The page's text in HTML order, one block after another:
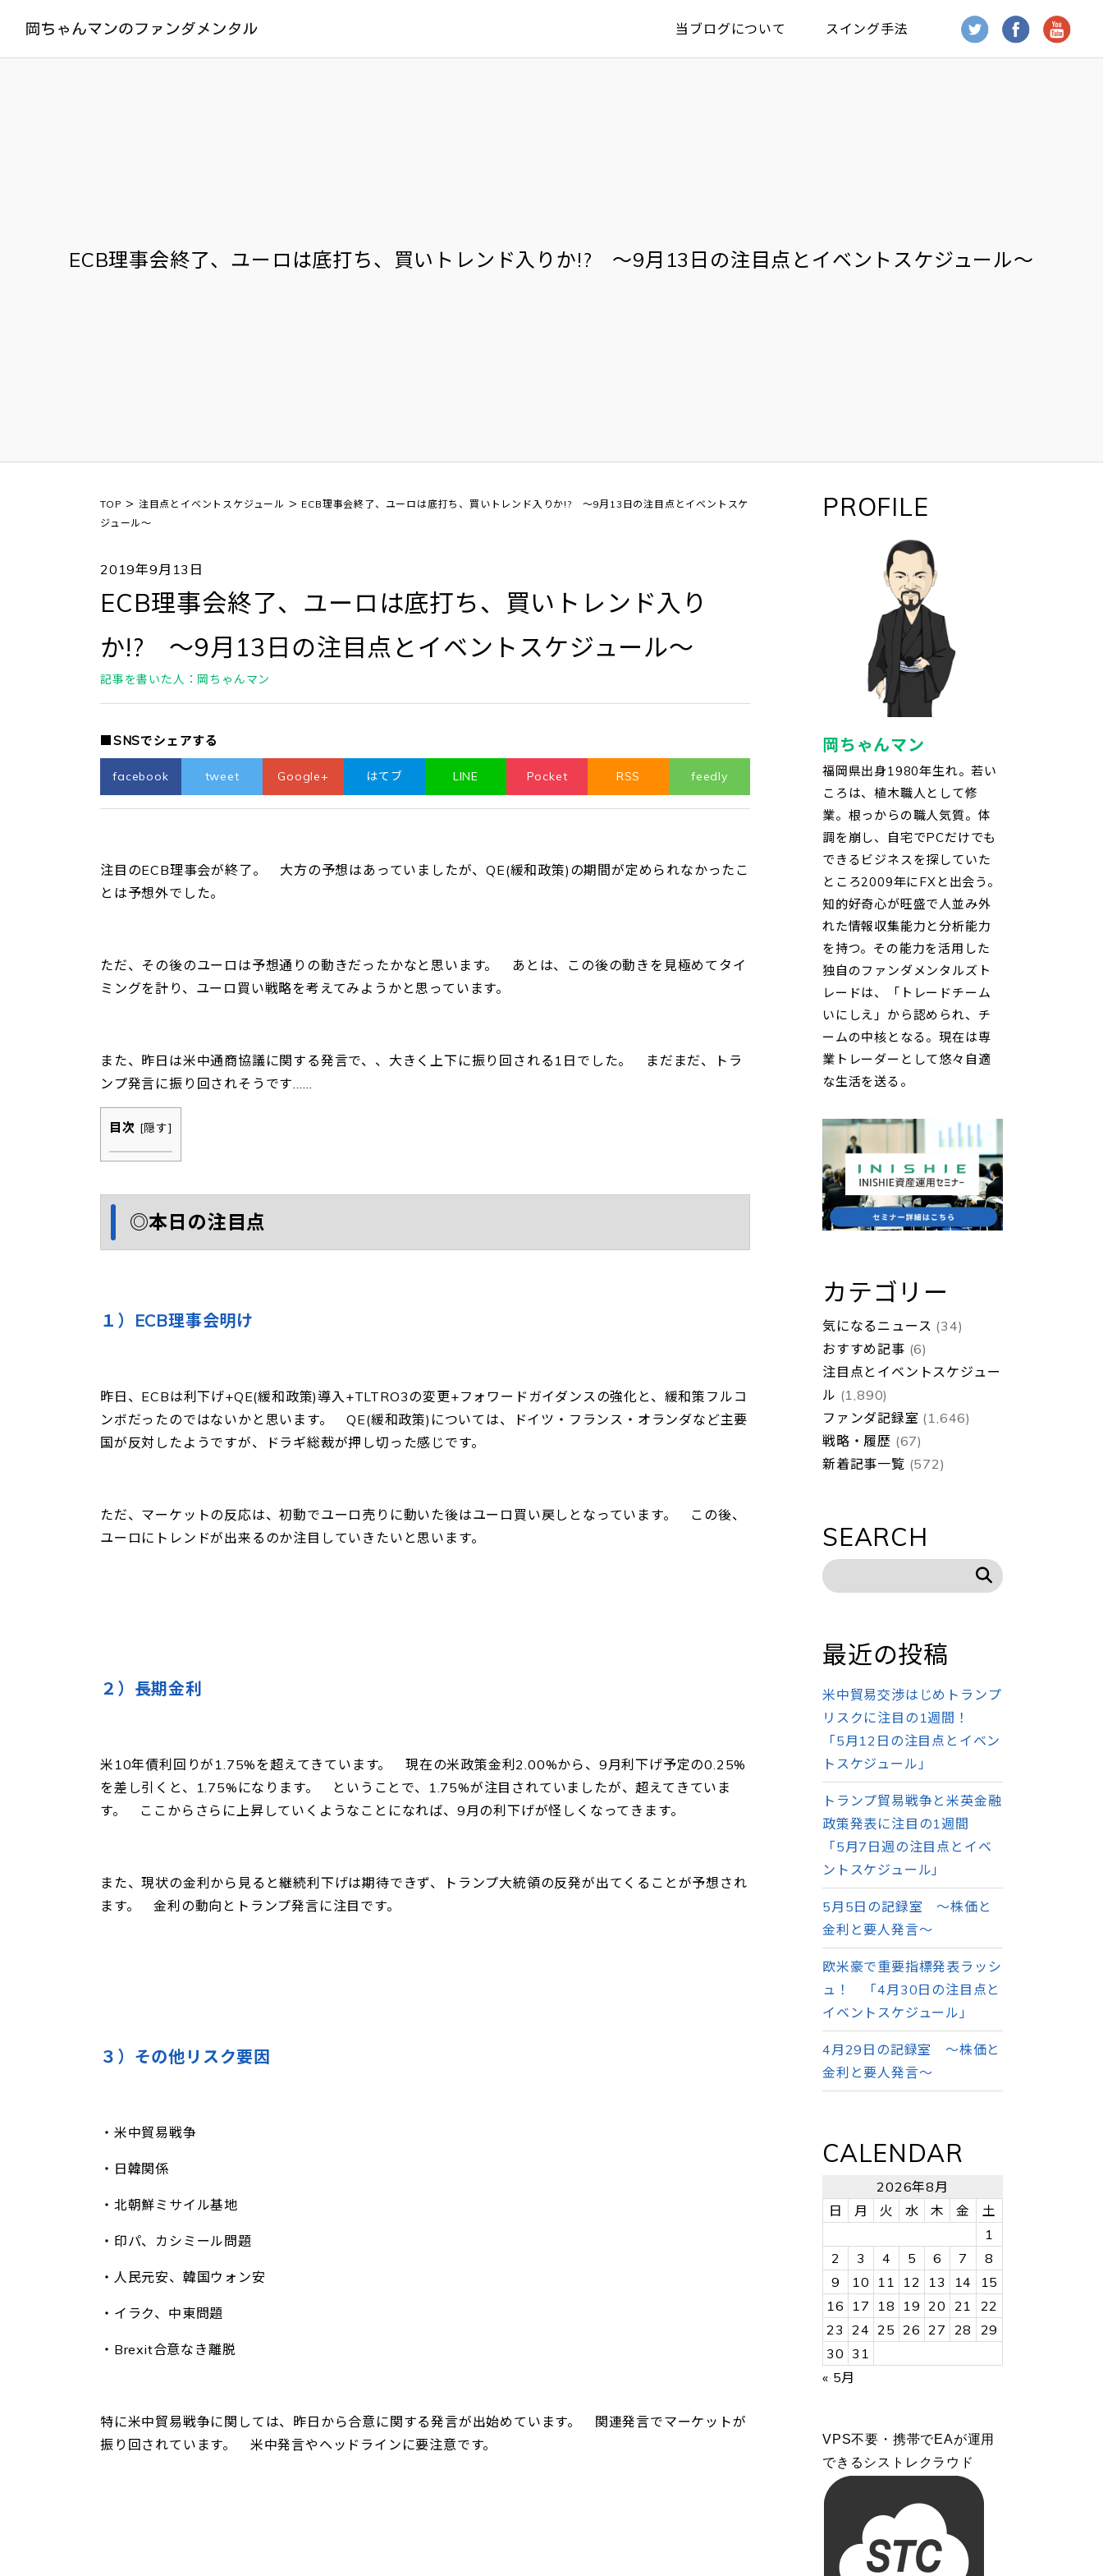
当ブログについて スイング手法
ECB理事会終了、ユーロは底打ち、買いトレンド入りか!? ～9月13日の注目点とイベントスケジュール～
TOP > 注目点とイベントスケジュール > ECB理事会終了、ユーロは底打ち、買いトレンド入りか!? ～9月13日の注目点とイベントスケ
ジュール～
2019年9月13日
ECB理事会終了、ユーロは底打ち、買いトレンド入り
か!? ～9月13日の注目点とイベントスケジュール～
記事を書いた人：岡ちゃんマン
■SNSでシェアする
facebook tweet Google+ はてブ LINE Pocket RSS feedly
注目のECB理事会が終了。 大方の予想はあっていましたが、QE(緩和政策)の期間が定められなかったこ
とは予想外でした。
ただ、その後のユーロは予想通りの動きだったかなと思います。 あとは、この後の動きを見極めてタイ
ミングを計り、ユーロ買い戦略を考えてみようかと思っています。
また、昨日は米中通商協議に関する発言で、、大きく上下に振り回される1日でした。 まだまだ、トラ
ンプ発言に振り回されそうです……
目次 [隠す]
◎本日の注目点
１）ECB理事会明け
昨日、ECBは利下げ+QE(緩和政策)導入+TLTRO3の変更+フォワードガイダンスの強化と、緩和策フルコ
ンボだったのではないかと思います。 QE(緩和政策)については、ドイツ・フランス・オランダなど主要
国が反対したようですが、ドラギ総裁が押し切った感じです。
ただ、マーケットの反応は、初動でユーロ売りに動いた後はユーロ買い戻しとなっています。 この後、
ユーロにトレンドが出来るのか注目していきたいと思います。
２）長期金利
米10年債利回りが1.75%を超えてきています。 現在の米政策金利2.00%から、9月利下げ予定の0.25%
を差し引くと、1.75%になります。 ということで、1.75%が注目されていましたが、超えてきていま
す。 ここからさらに上昇していくようなことになれば、9月の利下げが怪しくなってきます。
また、現状の金利から見ると継続利下げは期待できず、トランプ大統領の反発が出てくることが予想され
ます。 金利の動向とトランプ発言に注目です。
３）その他リスク要因
・米中貿易戦争
・日韓関係
・北朝鮮ミサイル基地
・印パ、カシミール問題
・人民元安、韓国ウォン安
・イラク、中東問題
・Brexit合意なき離脱
特に米中貿易戦争に関しては、昨日から合意に関する発言が出始めています。 関連発言でマーケットが
振り回されています。 米中発言やヘッドラインに要注意です。
PROFILE
岡ちゃんマン
福岡県出身1980年生れ。若い
ころは、植木職人として修
業。根っからの職人気質。体
調を崩し、自宅でPCだけでも
できるビジネスを探していた
ところ2009年にFXと出会う。
知的好奇心が旺盛で人並み外
れた情報収集能力と分析能力
を持つ。その能力を活用した
独自のファンダメンタルズト
レードは、「トレードチーム
いにしえ」から認められ、チ
ームの中核となる。現在は専
業トレーダーとして悠々自適
な生活を送る。
カテゴリー
気になるニュース (34)
おすすめ記事 (6)
注目点とイベントスケジュー
ル (1,890)
ファンダ記録室 (1,646)
戦略・履歴 (67)
新着記事一覧 (572)
SEARCH
最近の投稿
米中貿易交渉はじめトランプ
リスクに注目の1週間！
「5月12日の注目点とイベン
トスケジュール」
トランプ貿易戦争と米英金融
政策発表に注目の1週間
「5月7日週の注目点とイベ
ントスケジュール」
5月5日の記録室 ～株価と
金利と要人発言～
欧米豪で重要指標発表ラッシ
ュ！ 「4月30日の注目点と
イベントスケジュール」
4月29日の記録室 ～株価と
金利と要人発言～
CALENDAR
2026年8月
日
月 火 水 木 金
土
1
2
3 4 5 6 7
8
9
10 11 12 13 14
15
16
17 18 19 20 21
22
23
24 25 26 27 28
29
30 31
« 5月
VPS不要・携帯でEAが運用
できるシストレクラウド